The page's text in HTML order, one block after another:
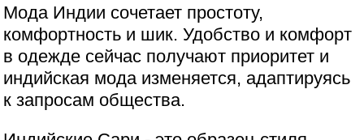
Мода Индии сочетает простоту,
комфортность и шик. Удобство и комфорт
в одежде сейчас получают приоритет и
индийская мода изменяется, адаптируясь
к запросам общества.